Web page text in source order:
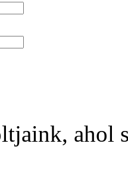
ahol